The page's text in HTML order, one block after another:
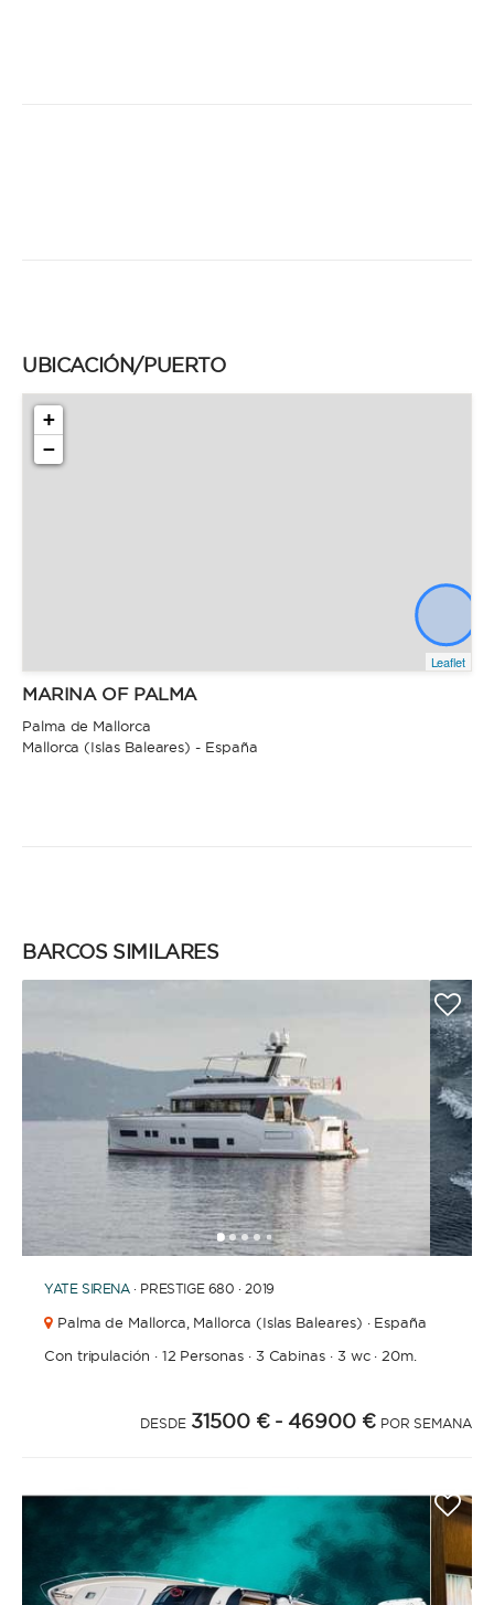
UBICACIÓN/PUERTO
+
−
Leaflet
MARINA OF PALMA
Palma de Mallorca
Mallorca (Islas Baleares) - España
BARCOS SIMILARES
12345 67 9
YATE SIRENA· PRESTIGE 680 · 2019
Palma de Mallorca, Mallorca (Islas Baleares) · España
Con tripulación · 12 Personas· 3 Cabinas · 3 wc· 20m.
DESDE 31500 € - 46900 € POR SEMANA